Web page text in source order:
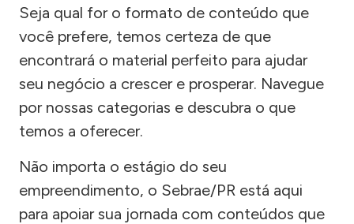
Seja qual for o formato de conteúdo que
você prefere, temos certeza de que
encontrará o material perfeito para ajudar
seu negócio a crescer e prosperar. Navegue
por nossas categorias e descubra o que
temos a oferecer.
Não importa o estágio do seu
empreendimento, o Sebrae/PR está aqui
para apoiar sua jornada com conteúdos que